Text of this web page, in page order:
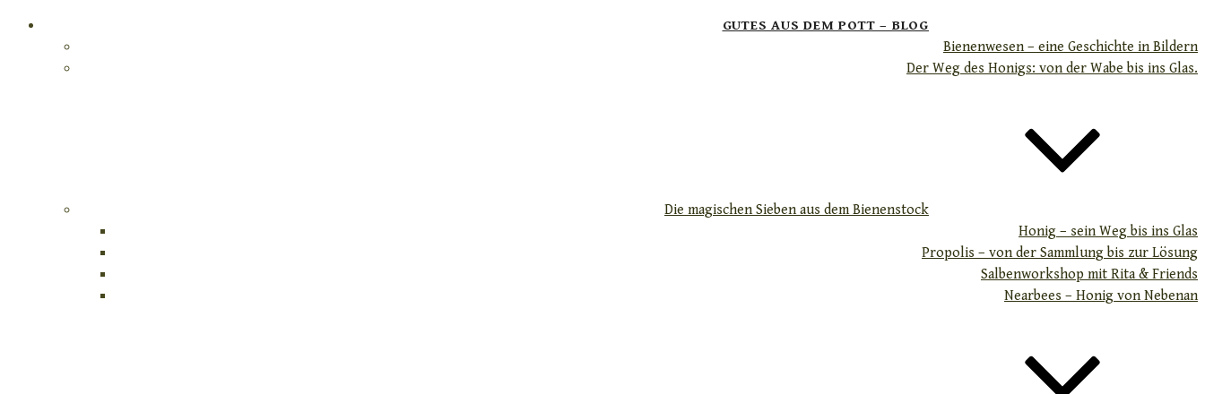
GUTES AUS DEM POTT – BLOG
Bienenwesen – eine Geschichte in Bildern
Der Weg des Honigs: von der Wabe bis ins Glas.
Die magischen Sieben aus dem Bienenstock
Honig – sein Weg bis ins Glas
Propolis – von der Sammlung bis zur Lösung
Salbenworkshop mit Rita & Friends
Nearbees – Honig von Nebenan